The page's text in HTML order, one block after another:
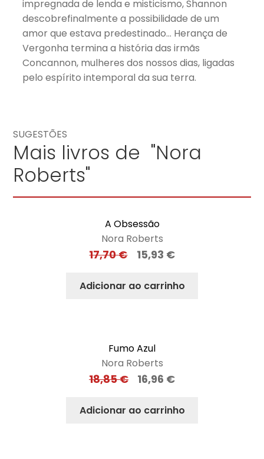
impregnada de lenda e misticismo, Shannon
descobrefinalmente a possibilidade de um
amor que estava predestinado… Herança de
Vergonha termina a história das irmãs
Concannon, mulheres dos nossos dias, ligadas
pelo espírito intemporal da sua terra.
SUGESTÕES
Mais livros de "Nora
Roberts"
A Obsessão
Nora Roberts
17,70€ 15,93 €
Adicionar ao carrinho
Fumo Azul
Nora Roberts
18,85€ 16,96 €
Adicionar ao carrinho